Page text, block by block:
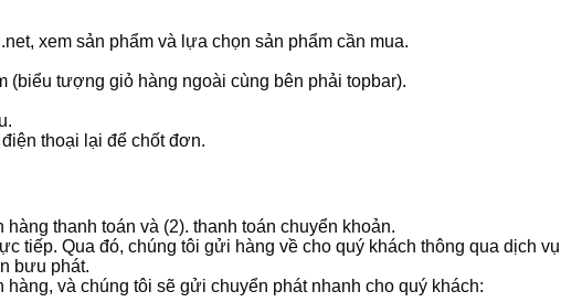
xem sản phẩm và lựa chọn sản phẩm cần mua.
(biểu tượng giỏ hàng ngoài cùng bên phải topbar).
thoại lại để chốt đơn.
thanh toán và (2). thanh toán chuyển khoản.
tiếp. Qua đó, chúng tôi gửi hàng về cho quý khách thông qua dịch
bưu phát.
và chúng tôi sẽ gửi chuyển phát nhanh cho quý khách: